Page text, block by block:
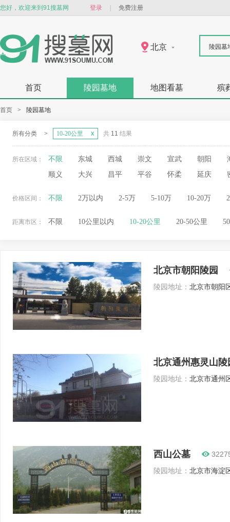
您好，欢迎来到91搜墓网 登录 免费注册
北京 陵园墓
首页 陵园墓地 地图看墓 殡
首页 > 陵园墓地
所有分类 > 10-20公里 共 11 结果
所在区域： 不限 东城 西城 崇文 宣武 朝阳
顺义
大兴 昌平 平谷 怀柔 延庆
价格区间： 不限 2万以内 2-5万 5-10万 10-20万
距离市区： 不限 10公里以内 10-20公里 20-50公里
北京市朝阳陵园
陵园地址： 北京市朝阳
北京通州惠灵山陵
陵园地址： 北京市通州
西山公墓
陵园地址： 北京市海淀